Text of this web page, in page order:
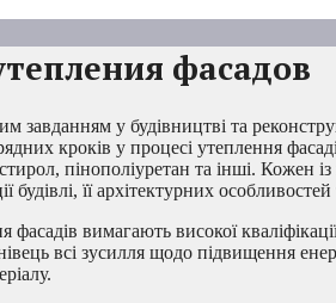
фасадов
завданням у будівництві та
кроків у процесі утеплення
пінополіуретан та інші. Кожен
будівлі, її архітектурних
вимагають високої
всі зусилля щодо підвищення